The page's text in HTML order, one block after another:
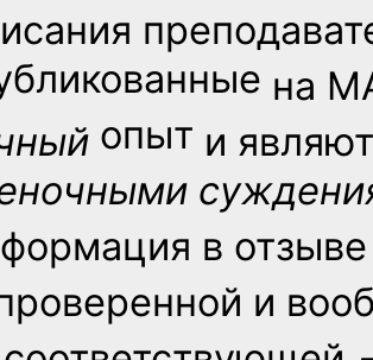
на
опыт и
в
и